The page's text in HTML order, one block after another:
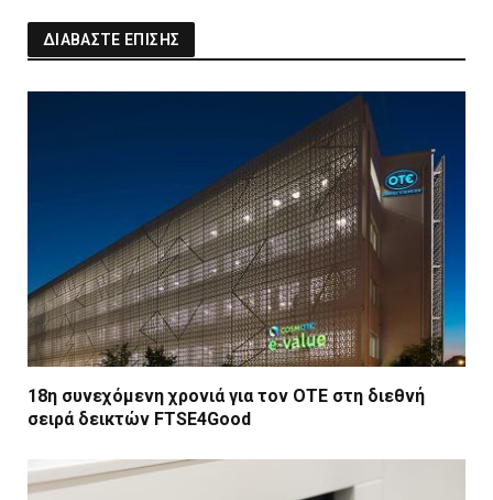
ΔΙΑΒΑΣΤΕ ΕΠΙΣΗΣ
18η συνεχόμενη χρονιά για τον ΟΤΕ στη διεθνή
σειρά δεικτών FTSE4Good